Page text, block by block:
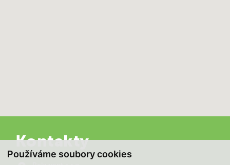
Používáme soubory cookies
Kontakty